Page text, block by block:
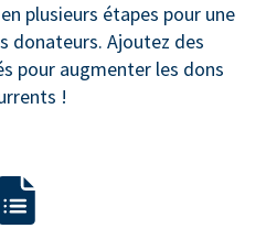
plusieurs étapes pour une
donateurs. Ajoutez des
pour augmenter les dons
!